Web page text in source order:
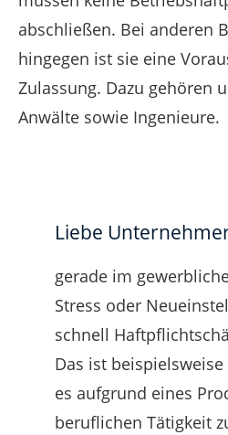
abschließen. Bei anderen
hingegen ist sie eine
Zulassung. Dazu gehören
Anwälte sowie Ingenieure.
Liebe
gerade im
Stress oder
schnell
Das ist
es aufgrund eines
beruflichen Tätigkeit